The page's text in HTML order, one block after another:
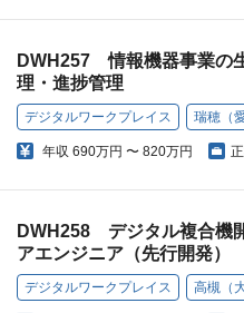
DWH257 情報機器事業の
理・進捗管理
デジタルワークプレイス 瑞穂（
年収 690万円 〜 820万円
DWH258 デジタル複合機
アエンジニア（先行開発）
デジタルワークプレイス 高槻（